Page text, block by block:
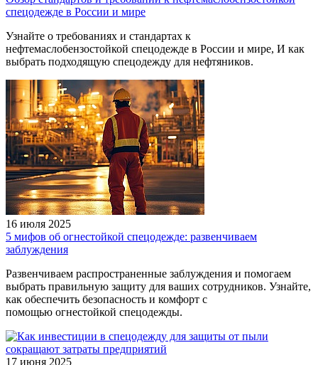
спецодежде в России и мире
Узнайте о требованиях и стандартах к
нефтемаслобензостойкой спецодежде в России и мире, И как
выбрать подходящую спецодежду для нефтяников.
16 июля 2025
5 мифов об огнестойкой спецодежде: развенчиваем
заблуждения
Развенчиваем распространенные заблуждения и помогаем
выбрать правильную защиту для ваших сотрудников. Узнайте,
как обеспечить безопасность и комфорт с
помощью огнестойкой спецодежды.
17 июня 2025